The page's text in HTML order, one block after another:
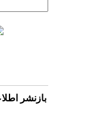
بازنشر